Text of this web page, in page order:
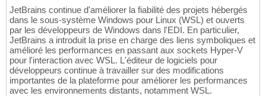
JetBrains continue d'améliorer la fiabilité des projets hébergés
dans le sous-système Windows pour Linux (WSL) et ouverts
par les développeurs de Windows dans l'EDI. En particulier,
JetBrains a introduit la prise en charge des liens symboliques et
amélioré les performances en passant aux sockets Hyper-V
pour l'interaction avec WSL. L'éditeur de logiciels pour
développeurs continue à travailler sur des modifications
importantes de la plateforme pour améliorer les performances
avec les environnements distants, notamment WSL.